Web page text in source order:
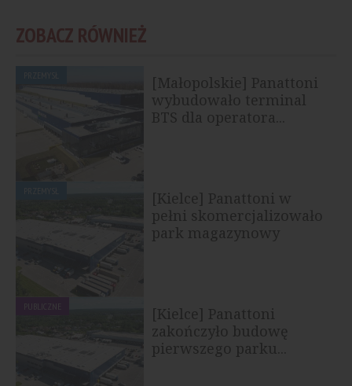
ZOBACZ RÓWNIEŻ
[Małopolskie] Panattoni
wybudowało terminal
BTS dla operatora...
[Kielce] Panattoni w
pełni skomercjalizowało
park magazynowy
PUBLICZNE
[Kielce] Panattoni
zakończyło budowę
pierwszego parku...